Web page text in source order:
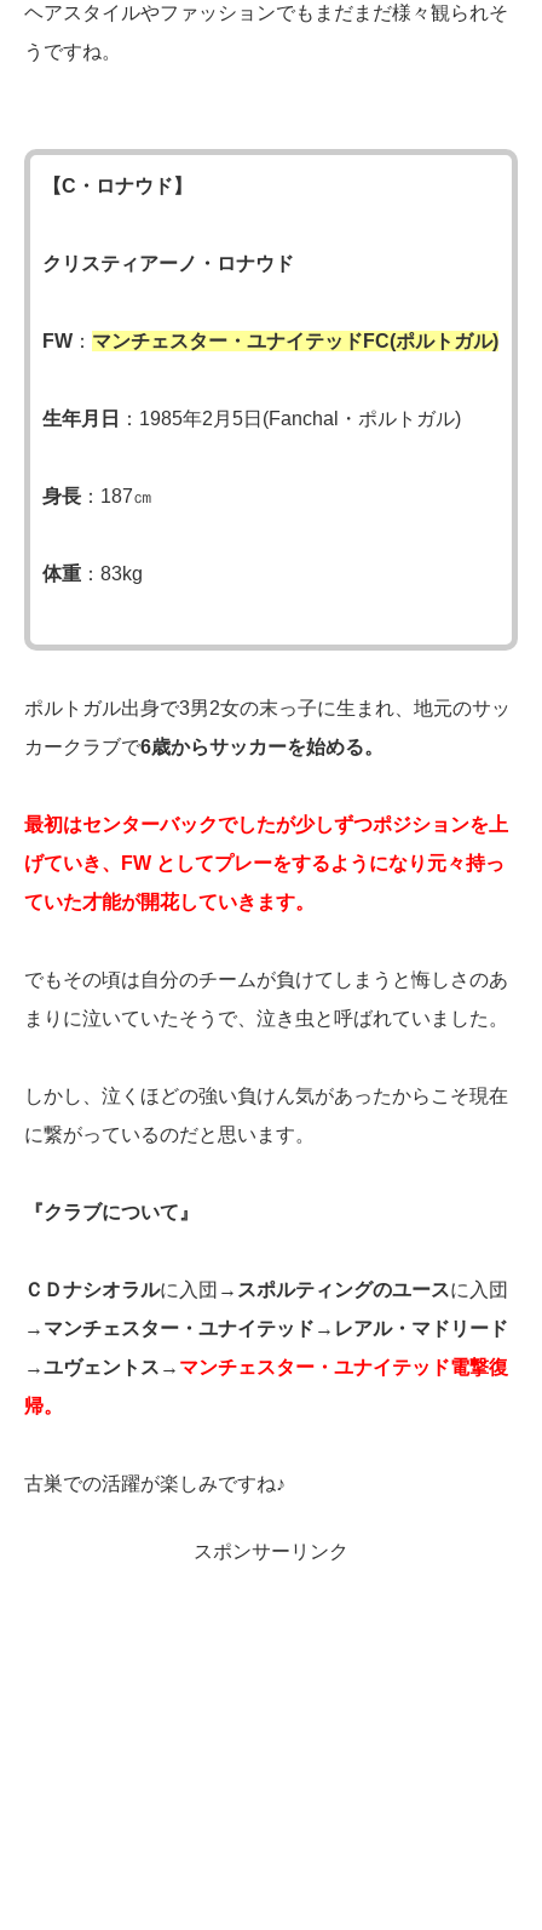
ヘアスタイルやファッションでもまだまだ様々観られそ
うですね。
【C・ロナウド】
クリスティアーノ・ロナウド
FW ： マンチェスター・ユナイテッドFC(ポルトガル)
生年月日 ：1985年2月5日(Fanchal・ポルトガル)
身長 ：187㎝
体重 ：83kg
ポルトガル出身で3男2女の末っ子に生まれ、地元のサッ
カークラブで6歳からサッカーを始める。
最初はセンターバックでしたが少しずつポジションを上
げていき、FW としてプレーをするようになり元々持っ
ていた才能が開花していきます。
でもその頃は自分のチームが負けてしまうと悔しさのあ
まりに泣いていたそうで、泣き虫と呼ばれていました。
しかし、泣くほどの強い負けん気があったからこそ現在
に繋がっているのだと思います。
『クラブについて』
ＣＤナシオラルに入団→ スポルティングのユースに入団
→ マンチェスター・ユナイテッド → レアル・マドリード
→ユヴェントス → マンチェスター・ユナイテッド電撃復
帰。
古巣での活躍が楽しみですね♪
スポンサーリンク